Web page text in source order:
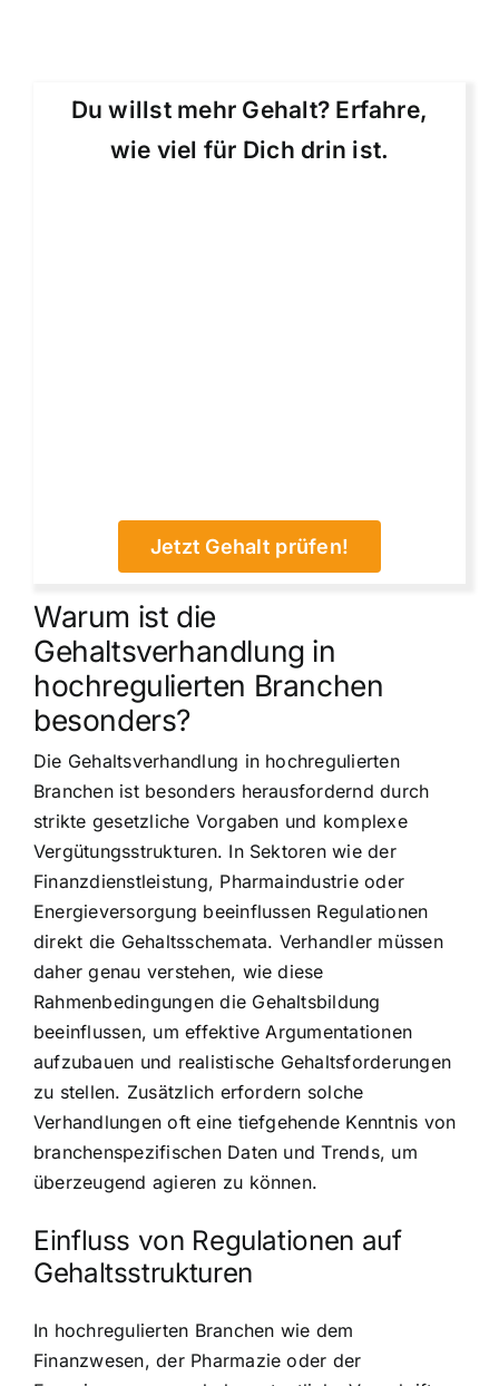
Du willst mehr Gehalt? Erfahre,
wie viel für Dich drin ist.
Jetzt Gehalt prüfen!
Warum ist die
Gehaltsverhandlung in
hochregulierten Branchen
besonders?
Die Gehaltsverhandlung in hochregulierten
Branchen ist besonders herausfordernd durch
strikte gesetzliche Vorgaben und komplexe
Vergütungsstrukturen. In Sektoren wie der
Finanzdienstleistung, Pharmaindustrie oder
Energieversorgung beeinflussen Regulationen
direkt die Gehaltsschemata. Verhandler müssen
daher genau verstehen, wie diese
Rahmenbedingungen die Gehaltsbildung
beeinflussen, um effektive Argumentationen
aufzubauen und realistische Gehaltsforderungen
zu stellen. Zusätzlich erfordern solche
Verhandlungen oft eine tiefgehende Kenntnis von
branchenspezifischen Daten und Trends, um
überzeugend agieren zu können.
Einfluss von Regulationen auf
Gehaltsstrukturen
In hochregulierten Branchen wie dem
Finanzwesen, der Pharmazie oder der